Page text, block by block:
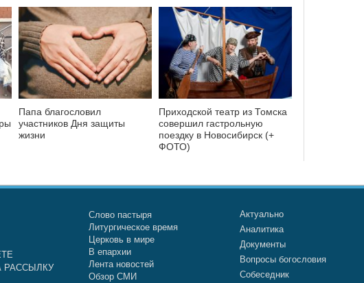
Папа благословил
участников Дня защиты
жизни
Приходской театр из Томска
совершил гастрольную
поездку в Новосибирск (+
ФОТО)
РАССЫЛКУ
Слово пастыря
Литургическое время
Церковь в мире
В епархии
Лента новостей
Обзор СМИ
Актуально
Аналитика
Документы
Вопросы богословия
Собеседник